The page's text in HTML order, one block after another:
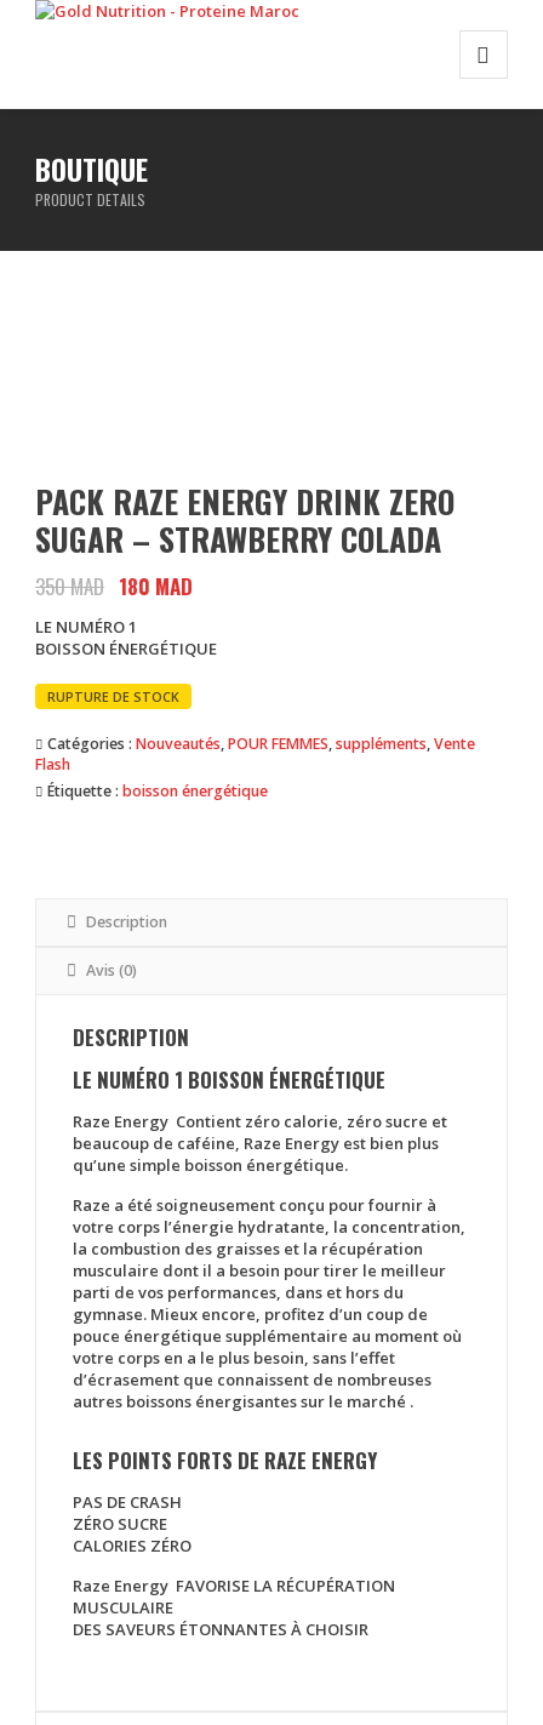
BOUTIQUE
PRODUCT DETAILS
PACK RAZE ENERGY DRINK ZERO
SUGAR – STRAWBERRY COLADA
350MAD Le
initial
350 MAD.
180 MAD
actuel
LE NUMÉRO 1
BOISSON ÉNERGÉTIQUE
RUPTURE DE STOCK
Catégories :Nouveautés,POUR FEMMES,suppléments,Vente
Flash
Étiquette :boisson énergétique
Description
Avis (0)
DESCRIPTION
LE NUMÉRO 1 BOISSON ÉNERGÉTIQUE
Raze Energy Contient zéro calorie, zéro sucre et
beaucoup de caféine, Raze Energy est bien plus
qu’une simple boisson énergétique.
Raze a été soigneusement conçu pour fournir à
votre corps l’énergie hydratante, la concentration,
la combustion des graisses et la récupération
musculaire dont il a besoin pour tirer le meilleur
parti de vos performances, dans et hors du
gymnase. Mieux encore, profitez d’un coup de
pouce énergétique supplémentaire au moment où
votre corps en a le plus besoin, sans l’effet
d’écrasement que connaissent de nombreuses
autres boissons énergisantes sur le marché .
LES POINTS FORTS DE RAZE ENERGY
PAS DE CRASH
ZÉRO SUCRE
CALORIES ZÉRO
Raze Energy FAVORISE LA RÉCUPÉRATION
MUSCULAIRE
DES SAVEURS ÉTONNANTES À CHOISIR